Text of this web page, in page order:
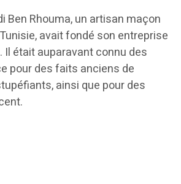
Ben Rhouma, un artisan maçon
avait fondé son entreprise
Il était auparavant connu des
pour des faits anciens de
ainsi que pour des